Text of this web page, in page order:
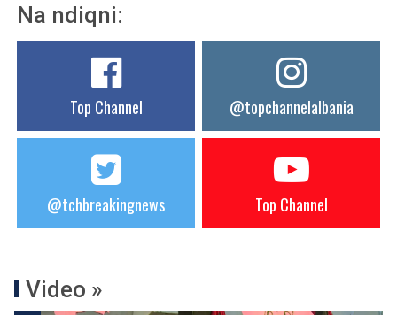
Na ndiqni:
Top Channel @topchannelalbania
@tchbreakingnews Top Channel
Video »